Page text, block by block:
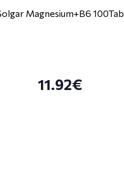
Magnesium+B6 100Tab
11.92€